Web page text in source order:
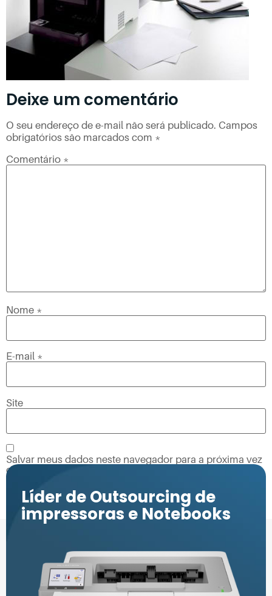
Deixe um comentário
O seu endereço de e-mail não será publicado. Campos
obrigatórios são marcados com *
Comentário *
Nome *
E-mail *
Site
Salvar meus dados neste navegador para a próxima vez
que eu comentar.
Líder de Outsourcing de
impressoras e Notebooks